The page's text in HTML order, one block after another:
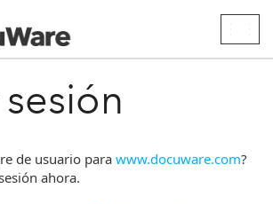
de usuario para www.docuware.com?
ahora.